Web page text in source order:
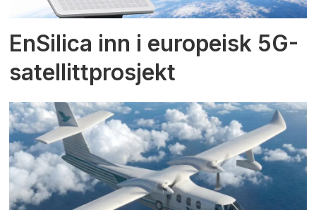
EnSilica inn i europeisk 5G-
satellittprosjekt